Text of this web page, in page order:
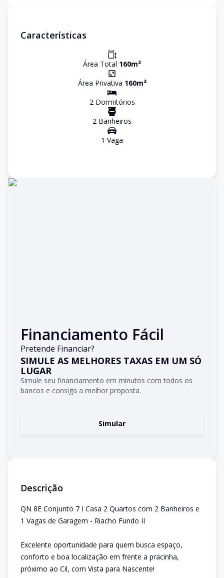
Características
Área Total 160m²
Área Privativa 160m²
2Dormitórios
2 Banheiros
1 Vaga
Financiamento Fácil
Pretende Financiar?
SIMULE AS MELHORES TAXAS EM UM SÓ
LUGAR
Simule seu financiamento em minutos com todos os
bancos e consiga a melhor proposta.
Simular
Descrição
QN 8E Conjunto 7 I Casa 2 Quartos com 2 Banheiros e
1 Vagas de Garagem - Riacho Fundo II
Excelente oportunidade para quem busca espaço,
conforto e boa localização em frente a pracinha,
próximo ao Cil, com Vista para Nascente!